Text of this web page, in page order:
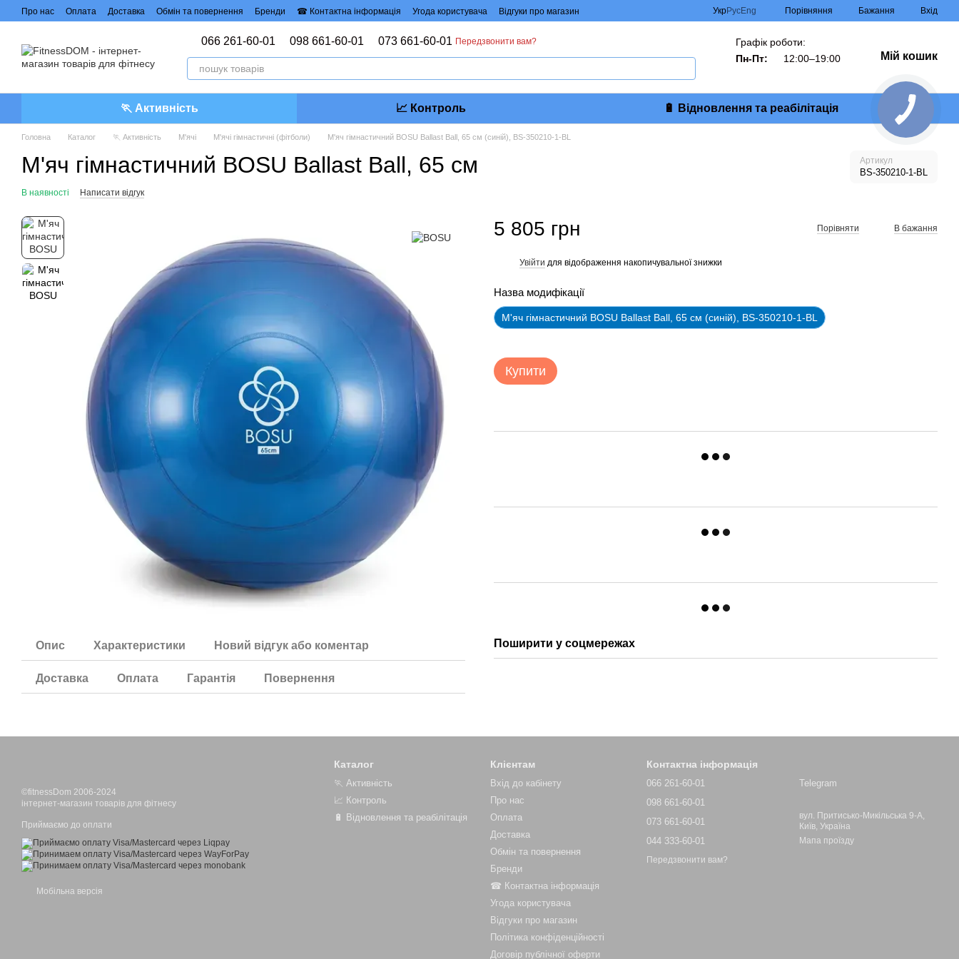
Перейти до основного контенту
Про нас Оплата Доставка Обмін та повернення Бренди ☎ Контактна інформація Угода користувача
Відгуки про магазин
УкрРусEng Порівняння Бажання Вхід
066 261-60-01 098 661-60-01 073 661-60-01 Передзвонити вам?
Графік роботи:
Пн-Пт:
12:00–19:00 Мій кошик
🏃 Активність 📈 Контроль 🔋 Відновлення та реабілітація
Головна Каталог 🏃 Активність М'ячі М'ячі гімнастичні (фітболи) М'яч гімнастичний BOSU Ballast Ball, 65 см (синій), BS-350210-1-BL
М'яч гімнастичний BOSU Ballast Ball, 65 см Артикул
BS-350210-1-BL
В наявності Написати відгук
Опис Характеристики Новий відгук або коментар
Доставка Оплата Гарантія Повернення
5 805 грн Порівняти В бажання
Увійти для відображення накопичувальної знижки
Назва модифікації
М'яч гімнастичний BOSU Ballast Ball, 65 см (синій), BS-350210-1-BL
Купити
Поширити у соцмережах
©fitnessDom 2006-2024
інтернет-магазин товарів для фітнесу
Приймаємо до оплати
Мобільна версія
Каталог
🏃 Активність
📈 Контроль
🔋 Відновлення та реабілітація
Клієнтам
Вхід до кабінету
Про нас
Оплата
Доставка
Обмін та повернення
Бренди
☎ Контактна інформація
Угода користувача
Відгуки про магазин
Політика конфіденційності
Договір публічної оферти
Контактна інформація
066 261-60-01
098 661-60-01
073 661-60-01
044 333-60-01
Передзвонити вам?
Telegram
вул. Притисько-Микільська 9-А,
Київ, Україна
Мапа проїзду